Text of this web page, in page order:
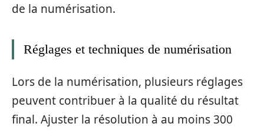
de la numérisation.
Réglages et techniques de numérisation
Lors de la numérisation, plusieurs réglages
peuvent contribuer à la qualité du résultat
final. Ajuster la résolution à au moins 300